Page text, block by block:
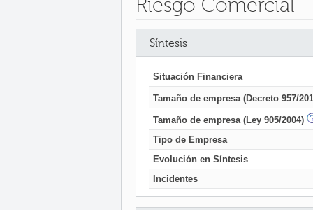
Riesgo Comercial
Síntesis
Situación Financiera
Tamaño de empresa (Decreto 957/
Tamaño de empresa (Ley 905/2004)
Tipo de Empresa
Evolución en Síntesis
Incidentes